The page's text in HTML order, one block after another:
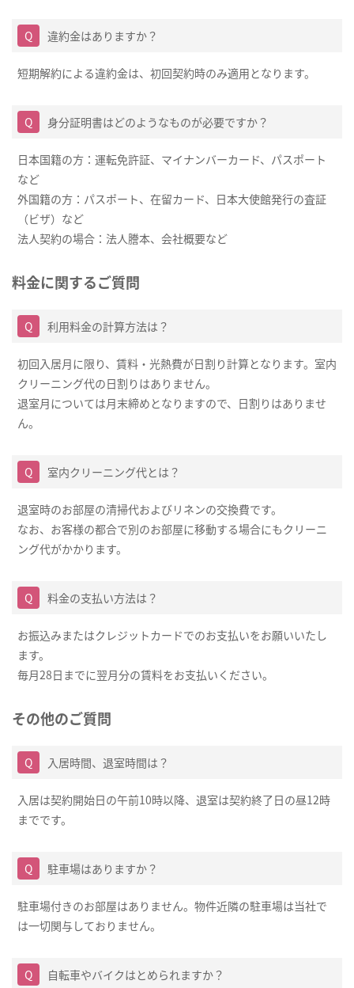
違約金はありますか？
短期解約による違約金は、初回契約時のみ適用となります。
身分証明書はどのようなものが必要ですか？
日本国籍の方：運転免許証、マイナンバーカード、パスポート
など
外国籍の方：パスポート、在留カード、日本大使館発行の査証
（ビザ）など
法人契約の場合：法人謄本、会社概要など
料金に関するご質問
利用料金の計算方法は？
初回入居月に限り、賃料・光熱費が日割り計算となります。室内
クリーニング代の日割りはありません。
退室月については月末締めとなりますので、日割りはありませ
ん。
室内クリーニング代とは？
退室時のお部屋の清掃代およびリネンの交換費です。
なお、お客様の都合で別のお部屋に移動する場合にもクリーニ
ング代がかかります。
料金の支払い方法は？
お振込みまたはクレジットカードでのお支払いをお願いいたし
ます。
毎月28日までに翌月分の賃料をお支払いください。
その他のご質問
入居時間、退室時間は？
入居は契約開始日の午前10時以降、退室は契約終了日の昼12時
までです。
駐車場はありますか？
駐車場付きのお部屋はありません。物件近隣の駐車場は当社で
は一切関与しておりません。
自転車やバイクはとめられますか？